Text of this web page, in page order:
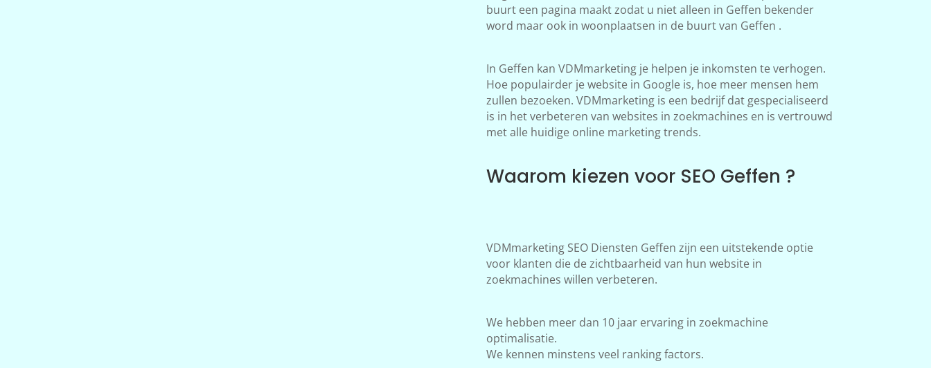
buurt een pagina maakt zodat u niet alleen in Geffen bekender
word maar ook in woonplaatsen in de buurt van Geffen .
In Geffen kan VDMmarketing je helpen je inkomsten te verhogen.
Hoe populairder je website in Google is, hoe meer mensen hem
zullen bezoeken. VDMmarketing is een bedrijf dat gespecialiseerd
is in het verbeteren van websites in zoekmachines en is vertrouwd
met alle huidige online marketing trends.
Waarom kiezen voor SEO Geffen ?
VDMmarketing SEO Diensten Geffen zijn een uitstekende optie
voor klanten die de zichtbaarheid van hun website in
zoekmachines willen verbeteren.
We hebben meer dan 10 jaar ervaring in zoekmachine
optimalisatie.
We kennen minstens veel ranking factors.